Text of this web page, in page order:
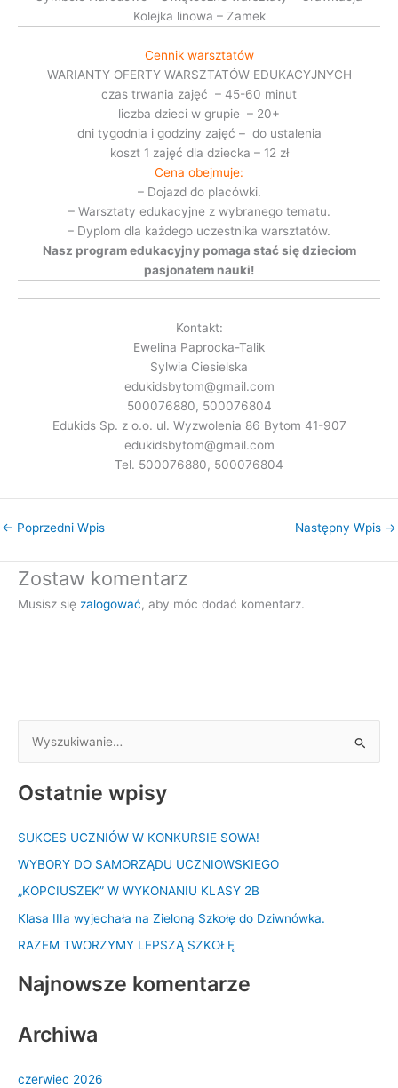
Kolejka linowa – Zamek
Cennik warsztatów
WARIANTY OFERTY WARSZTATÓW EDUKACYJNYCH
czas trwania zajęć – 45-60 minut
liczba dzieci w grupie – 20+
dni tygodnia i godziny zajęć – do ustalenia
koszt 1 zajęć dla dziecka – 12 zł
Cena obejmuje:
– Dojazd do placówki.
– Warsztaty edukacyjne z wybranego tematu.
– Dyplom dla każdego uczestnika warsztatów.
Nasz program edukacyjny pomaga stać się dzieciom
pasjonatem nauki!
Kontakt:
Ewelina Paprocka-Talik
Sylwia Ciesielska
edukidsbytom@gmail.com
500076880, 500076804
Edukids Sp. z o.o. ul. Wyzwolenia 86 Bytom 41-907
edukidsbytom@gmail.com
Tel. 500076880, 500076804
← Poprzedni Wpis Następny Wpis →
Zostaw komentarz
Musisz się zalogować, aby móc dodać komentarz.
u
a
j
d
l
Ostatnie wpisy
SUKCES UCZNIÓW W KONKURSIE SOWA!
WYBORY DO SAMORZĄDU UCZNIOWSKIEGO
„KOPCIUSZEK” W WYKONANIU KLASY 2B
Klasa IIIa wyjechała na Zieloną Szkołę do Dziwnówka.
RAZEM TWORZYMY LEPSZĄ SZKOŁĘ
Najnowsze komentarze
Archiwa
czerwiec 2026